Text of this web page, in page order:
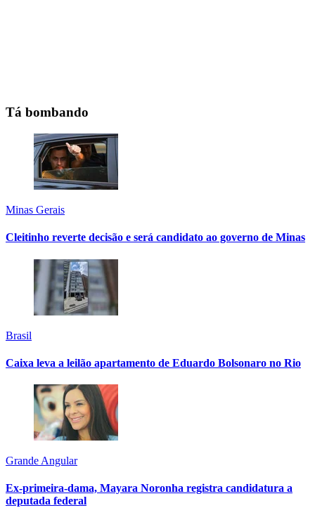
Tá bombando
Minas Gerais
Cleitinho reverte decisão e será candidato ao governo de Minas
Brasil
Caixa leva a leilão apartamento de Eduardo Bolsonaro no Rio
Grande Angular
Ex-primeira-dama, Mayara Noronha registra candidatura a
deputada federal